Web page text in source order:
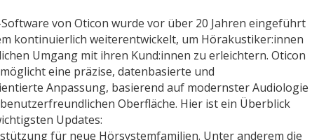
Software von Oticon wurde vor über 20 Jahren eingeführt
kontinuierlich weiterentwickelt, um Hörakustiker:innen
Umgang mit ihren Kund:innen zu erleichtern. Oticon
eine präzise, datenbasierte und
Anpassung, basierend auf modernster Audiologie
Oberfläche. Hier ist ein Überblick
Updates:
für neue Hörsystemfamilien. Unter anderem die